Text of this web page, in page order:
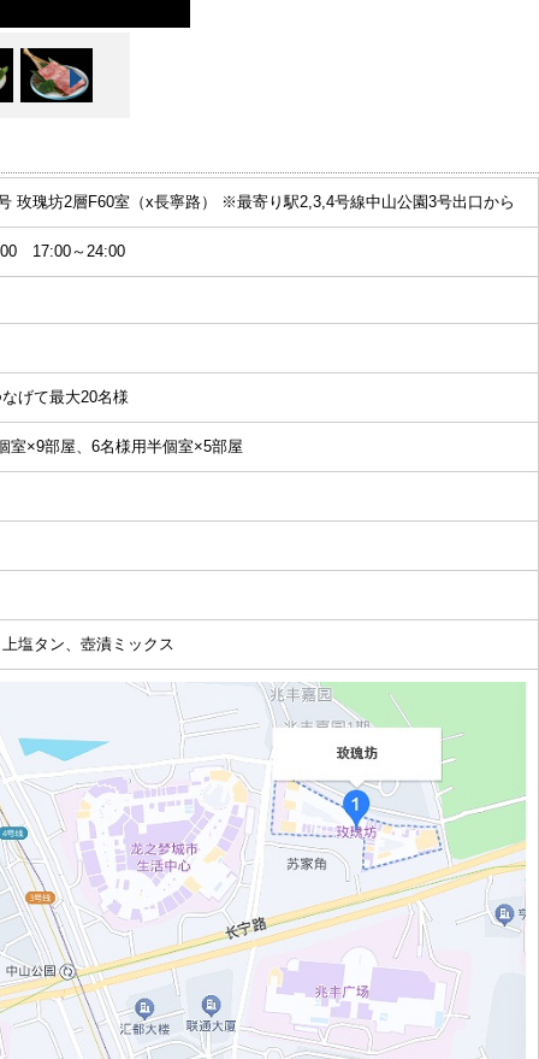
玫瑰坊2層F60室（x長寧路） ※最寄り駅2,3,4号線中山公園3号出口から
17:00～24:00
げて最大20名様
室×9部屋、6名様用半個室×5部屋
塩タン、壺漬ミックス